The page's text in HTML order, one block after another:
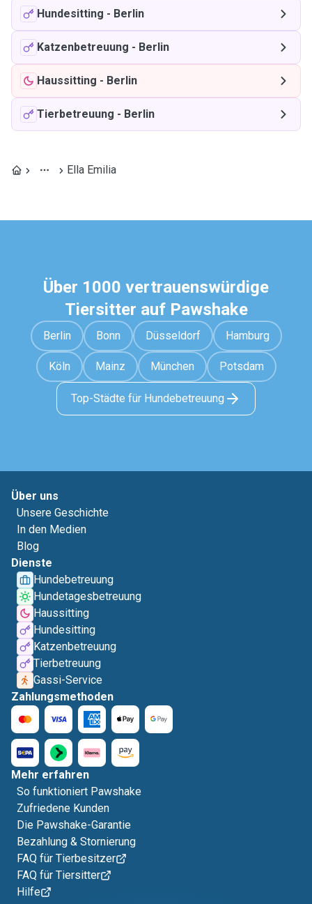
Hundesitting - Berlin
Katzenbetreuung - Berlin
Haussitting - Berlin
Tierbetreuung - Berlin
Ella Emilia
Über 1000 vertrauenswürdige
Tiersitter auf Pawshake
Berlin Bonn Düsseldorf Hamburg
Köln Mainz München Potsdam
Top-Städte für Hundebetreuung
Über uns
Unsere Geschichte
In den Medien
Blog
Dienste
Hundebetreuung
Hundetagesbetreuung
Haussitting
Hundesitting
Katzenbetreuung
Tierbetreuung
Gassi-Service
Zahlungsmethoden
Mehr erfahren
So funktioniert Pawshake
Zufriedene Kunden
Die Pawshake-Garantie
Bezahlung & Stornierung
FAQ für Tierbesitzer
FAQ für Tiersitter
Hilfe